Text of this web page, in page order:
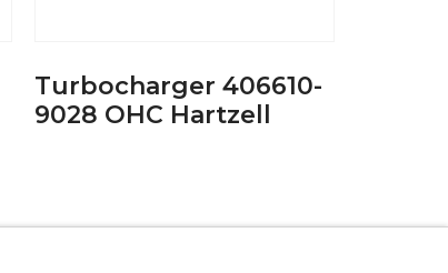
Turbocharger 406610-
9028 OHC Hartzell